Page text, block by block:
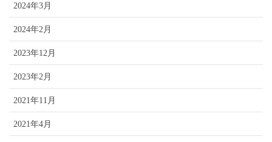
2024年3月
2024年2月
2023年12月
2023年2月
2021年11月
2021年4月